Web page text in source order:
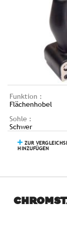
Funktion :
Flächenhobel
Sohle :
Schwer
ZUR
HINZUFÜGEN